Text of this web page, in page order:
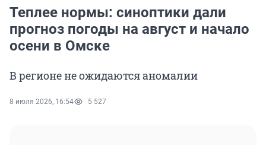
Теплее нормы: синоптики дали
прогноз погоды на август и начало
осени в Омске
В регионе не ожидаются аномалии
8 июля 2026, 16:54 5 527